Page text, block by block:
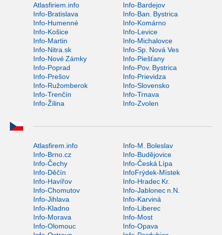
Atlasfiriem.info
Info-Bardejov
Info-Bratislava
Info-Ban. Bystrica
Info-Humenné
Info-Komárno
Info-Košice
Info-Levice
Info-Martin
Info-Michalovce
Info-Nitra.sk
Info-Sp. Nová Ves
Info-Nové Zámky
Info-Piešťany
Info-Poprad
Info-Pov. Bystrica
Info-Prešov
Info-Prievidza
Info-Ružomberok
Info-Slovensko
Info-Trenčín
Info-Trnava
Info-Žilina
Info-Zvolen
Atlasfirem.info
Info-M. Boleslav
Info-Brno.cz
Info-Budějovice
Info-Čechy
Info-Česká Lípa
Info-Děčín
InfoFrýdek-Místek
Info-Havířov
Info-Hradec Kr.
Info-Chomutov
Info-Jablonec n.N.
Info-Jihlava
Info-Karviná
Info-Kladno
Info-Liberec
Info-Morava
Info-Most
Info-Olomouc
Info-Opava